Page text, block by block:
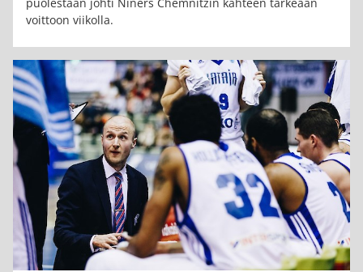
voittoon viikolla.